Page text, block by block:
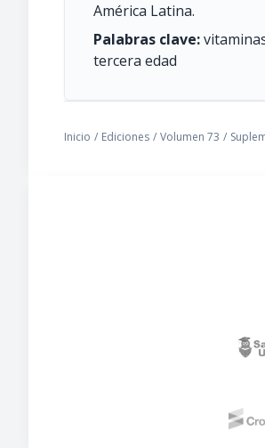
América Latina.
Palabras clave:
tercera edad
Inicio / Ediciones / Volumen 73 /